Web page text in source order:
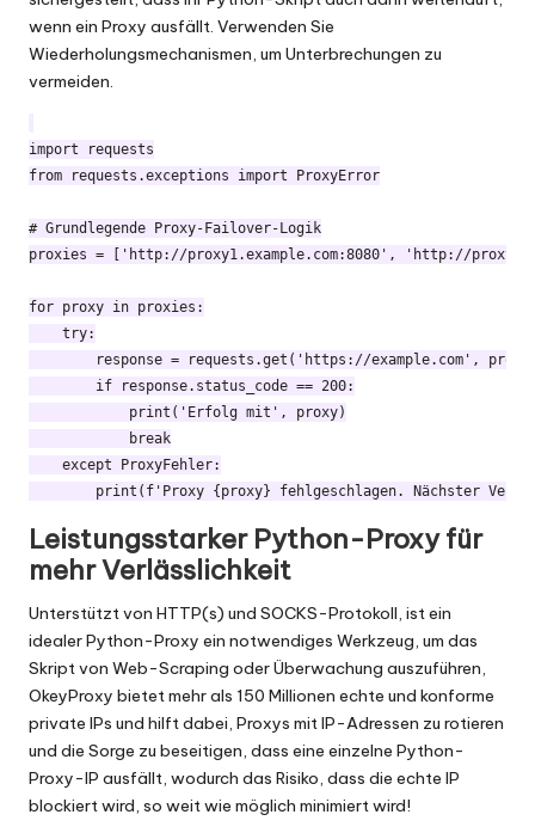
wenn ein Proxy ausfällt. Verwenden Sie
Wiederholungsmechanismen, um Unterbrechungen zu
vermeiden.
import requests
from requests.exceptions import ProxyError
# Grundlegende Proxy-Failover-Logik
proxies = ['http://proxy1.example.com:8080', 'http://
for proxy in proxies:
    try:
response = requests.get('https://example.com',
        if response.status_code == 200:
            print('Erfolg mit', proxy)
            break
    except ProxyFehler:
Leistungsstarker Python-Proxy für
mehr Verlässlichkeit
Unterstützt von HTTP(s) und SOCKS-Protokoll, ist ein
idealer Python-Proxy ein notwendiges Werkzeug, um das
Skript von Web-Scraping oder Überwachung auszuführen,
OkeyProxy bietet mehr als 150 Millionen echte und konforme
private IPs und hilft dabei, Proxys mit IP-Adressen zu rotieren
und die Sorge zu beseitigen, dass eine einzelne Python-
Proxy-IP ausfällt, wodurch das Risiko, dass die echte IP
blockiert wird, so weit wie möglich minimiert wird!